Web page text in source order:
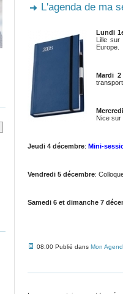
L'agenda de ma
Lundi
Lille
Europe.
Mardi 2
Nice sur
Jeudi 4 décembre: Mini-
Vendredi 5 décembre:
Samedi 6 et dimanche 7
08:00 Publié dans Mon